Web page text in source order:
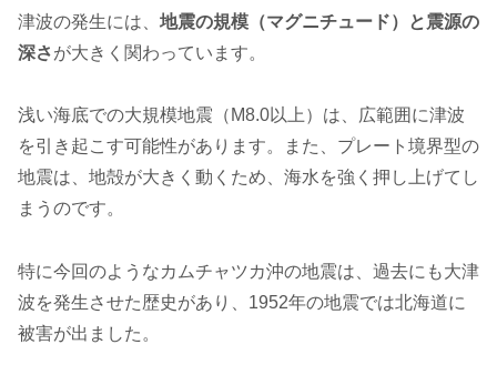
津波の発生には、 地震の規模（マグニチュード）と震源の
深さが大きく関わっています。
浅い海底での大規模地震（M8.0以上）は、広範囲に津波
を引き起こす可能性があります。また、プレート境界型の
地震は、地殻が大きく動くため、海水を強く押し上げてし
まうのです。
特に今回のようなカムチャツカ沖の地震は、過去にも大津
波を発生させた歴史があり、1952年の地震では北海道に
被害が出ました。